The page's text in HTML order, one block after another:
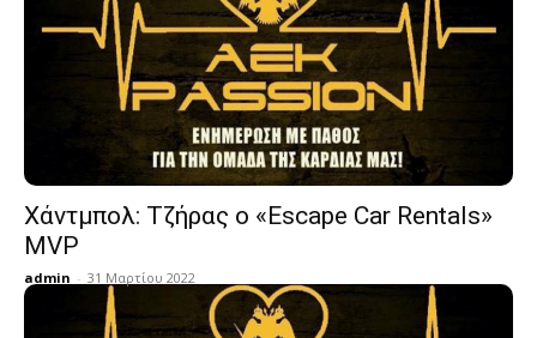
Χάντμπολ: Τζήρας ο «Escape Car Rentals»
MVP
admin - 31 Μαρτίου 2022